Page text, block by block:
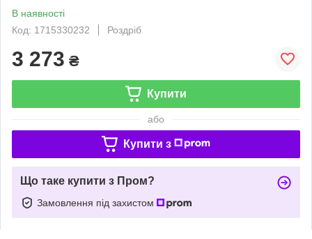
В наявності
Код: 1715330232
Роздріб
3 273 ₴
Купити
або
Купити з
Що таке купити з Пром?
Замовлення під захистом